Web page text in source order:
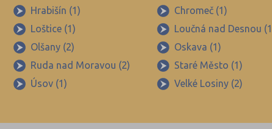
Brno-město (99)
Brno-venkov (111)
Hrabišín (1) Chromeč (1)
Loštice (1) Loučná nad Desnou
Olšany (2) Oskava (1)
Ruda nad Moravou (2) Staré Město (1)
Úsov (1) Velké Losiny (2)